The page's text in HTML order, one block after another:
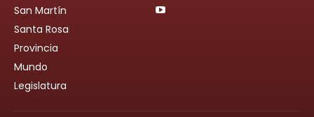
San Martín
Santa Rosa
Provincia
Mundo
Legislatura